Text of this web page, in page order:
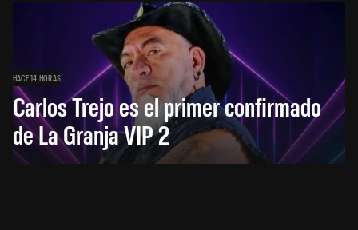
HACE 14 HORAS
Carlos Trejo es el primer confirmado
de La Granja VIP 2